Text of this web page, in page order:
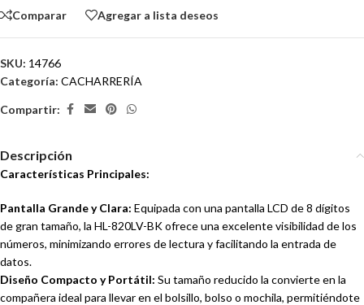
Comparar Agregar a lista deseos
SKU: 14766
Categoría: CACHARRERÍA
Compartir:
Descripción
Características Principales:
Pantalla Grande y Clara: Equipada con una pantalla LCD de 8 dígitos
de gran tamaño, la HL-820LV-BK ofrece una excelente visibilidad de los
números, minimizando errores de lectura y facilitando la entrada de
datos.
Diseño Compacto y Portátil: Su tamaño reducido la convierte en la
compañera ideal para llevar en el bolsillo, bolso o mochila, permitiéndote